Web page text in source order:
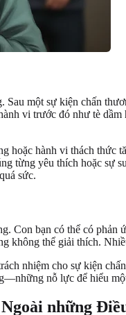
một sự kiện chấn
vi trước đó như tè
hoặc hành vi thách
từng yêu thích hoặc
sức.
Con bạn có thể có
không thể giải thích.
nhiệm cho sự kiện
nỗ lực để hiểu
những